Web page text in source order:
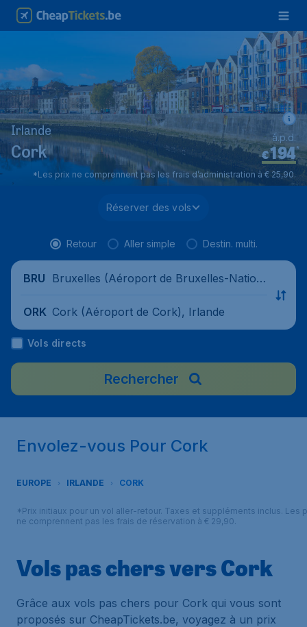
Irlande
Cork €194*
à.p.d.
*Les prix ne comprennent pas les frais d’administration à € 25,90.
Réserver des vols
Retour Aller simple Destin. multi.
BRU Bruxelles (Aéroport de Bruxelles-Nation
ORK Cork (Aéroport de Cork), Irlande
Vols directs
Rechercher
Envolez-vous Pour Cork
EUROPE IRLANDE CORK
*Prix initiaux pour un vol aller-retour. Taxes et suppléments inclus. Les
ne comprennent pas les frais de réservation à € 29,90.
Vols pas chers vers Cork
Grâce aux vols pas chers pour Cork qui vous sont
proposés sur CheapTickets.be, voyagez à un prix